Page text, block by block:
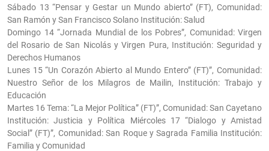
Sábado 13 “Pensar y Gestar un Mundo abierto” (FT), Comunidad:
San Ramón y San Francisco Solano Institución: Salud
Domingo 14 “Jornada Mundial de los Pobres”, Comunidad: Virgen
del Rosario de San Nicolás y Virgen Pura, Institución: Seguridad y
Derechos Humanos
Lunes 15 “Un Corazón Abierto al Mundo Entero” (FT)”, Comunidad:
Nuestro Señor de los Milagros de Mailin, Institución: Trabajo y
Educación
Martes 16 Tema: “La Mejor Política” (FT)”, Comunidad: San Cayetano
Institución: Justicia y Política Miércoles 17 “Dialogo y Amistad
Social” (FT)”, Comunidad: San Roque y Sagrada Familia Institución:
Familia y Comunidad